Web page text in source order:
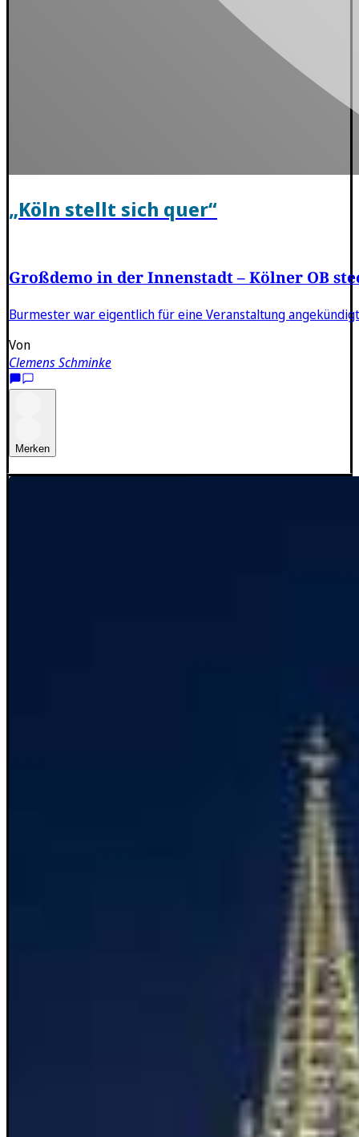
„Köln stellt sich quer“
Großdemo in der Innenstadt – Kölner OB
Burmester war eigentlich für eine Veranstaltung
Von
Clemens Schminke
Merken